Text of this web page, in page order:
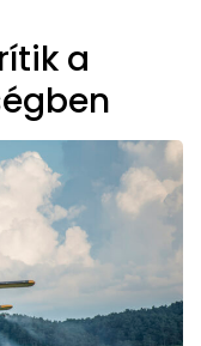
a